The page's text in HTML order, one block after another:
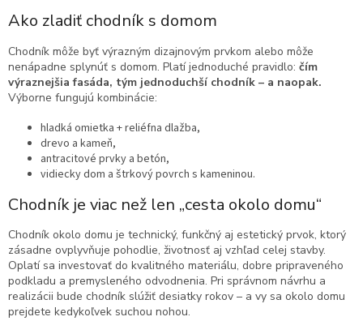
Ako zladiť chodník s domom
Chodník môže byť výrazným dizajnovým prvkom alebo môže
nenápadne splynúť s domom. Platí jednoduché pravidlo: čím
výraznejšia fasáda, tým jednoduchší chodník – a naopak.
Výborne fungujú kombinácie:
hladká omietka + reliéfna dlažba,
drevo a kameň,
antracitové prvky a betón,
vidiecky dom a štrkový povrch s kameninou.
Chodník je viac než len „cesta okolo domu“
Chodník okolo domu je technický, funkčný aj estetický prvok, ktorý
zásadne ovplyvňuje pohodlie, životnosť aj vzhľad celej stavby.
Oplatí sa investovať do kvalitného materiálu, dobre pripraveného
podkladu a premysleného odvodnenia. Pri správnom návrhu a
realizácii bude chodník slúžiť desiatky rokov – a vy sa okolo domu
prejdete kedykoľvek suchou nohou.